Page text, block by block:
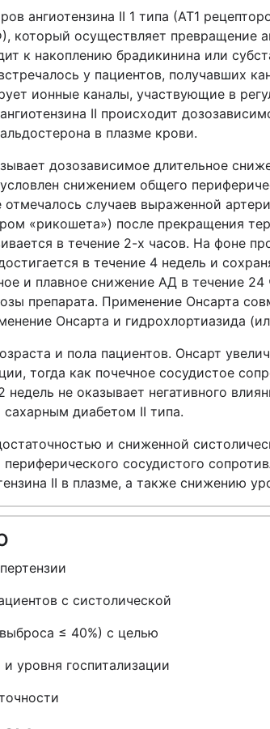
ангиотензина II 1 типа (АТ1
осуществляет превращение
к накоплению брадикинина или
у пациентов, получавших
ионные каналы, участвующие в
II происходит
в плазме крови.
дозозависимое длительное
снижением общего
случаев выраженной
«рикошета») после прекращения
в течение 2-х часов. На фоне
в течение 4 недель и
и плавное снижение АД в течение
препарата. Применение Онсарта
Онсарта и гидрохлортиазида
и пола пациентов. Онсарт
тогда как почечное сосудистое
не оказывает негативного
сахарным диабетом II типа.
и сниженной
сосудистого
II в плазме, а также снижению
с систолической
≤ 40%) с целью
уровня госпитализации